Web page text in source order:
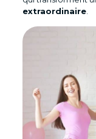
extraordinaire.